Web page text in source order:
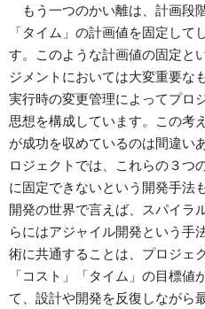
もう一つのかい離は、計画段
「タイム」の計画値を固定して
す。このような計画値の固定と
ジメントにおいては大変重要な
実行時の変更管理によってプロ
思想を構成しています。この考
が成功を収めているのは間違い
ロジェクトでは、これらの３つ
に固定できないという開発手法
開発の世界で言えば、スパイラ
らにはアジャイル開発という手
術に共通することは、プロジェ
「コスト」「タイム」の目標値
て、設計や開発を反復しながら